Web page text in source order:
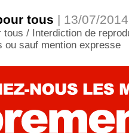
tous | 13/07/
/ Interdiction de
ou sauf mention expresse